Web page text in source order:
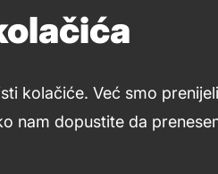
kolačiće. Već smo
nam dopustite da
d.d., Ljubljana Kolačići